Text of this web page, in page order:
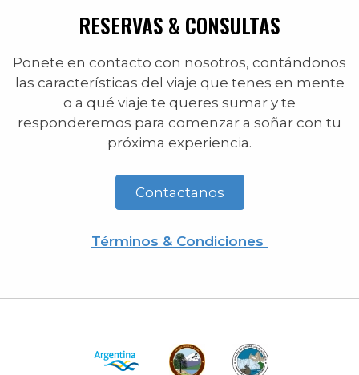
RESERVAS & CONSULTAS
Ponete en contacto con nosotros, contándonos
las características del viaje que tenes en mente
o a qué viaje te queres sumar y te
responderemos para comenzar a soñar con tu
próxima experiencia.
Contactanos
Términos & Condiciones